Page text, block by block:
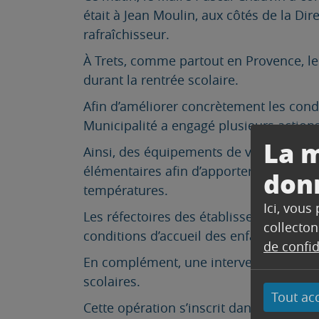
La
Ici, vous
de
Tout
était à Jean Moulin, aux côtés de la
rafraîchisseur.
À Trets, comme partout en Provence,
durant la rentrée scolaire.
Afin d’améliorer concrètement les
Municipalité a engagé plusieurs
Ainsi, des équipements de ventilation
élémentaires afin d’apporter
températures.
Les réfectoires des établissements
conditions d’accueil des enfants
En complément, une intervention est
scolaires.
Cette opération s’inscrit dans la